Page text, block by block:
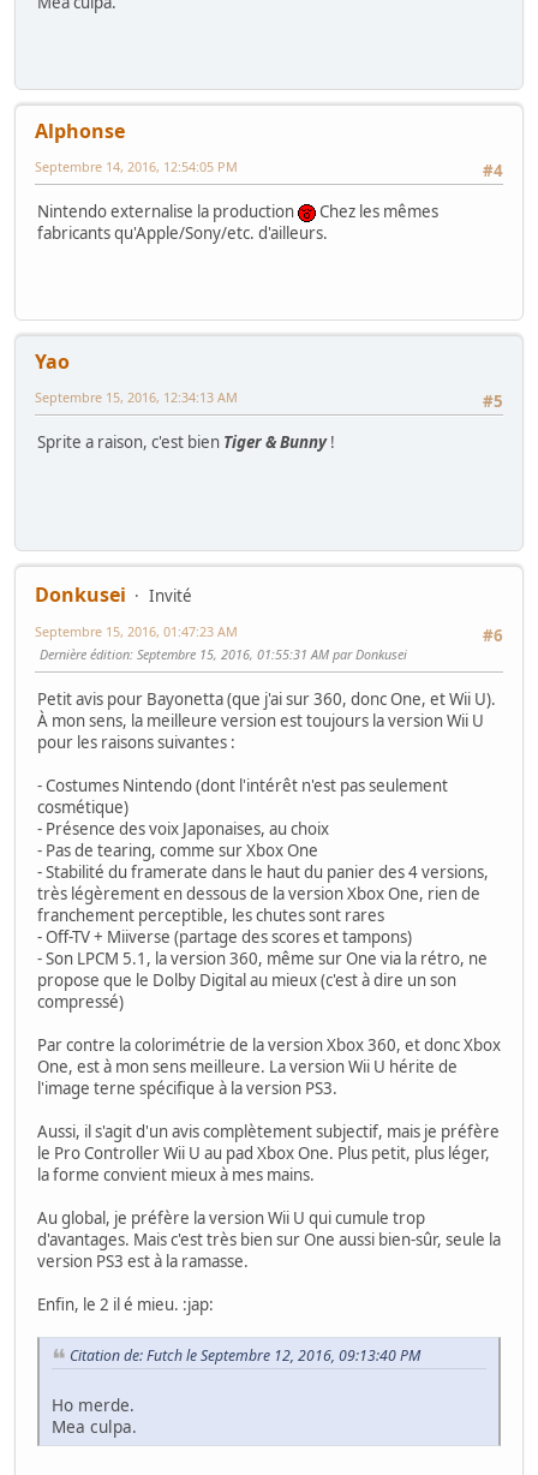
Alphonse
#4
Septembre 14, 2016, 12:54:05 PM
Nintendo externalise la production
Chez les mêmes
fabricants qu'Apple/Sony/etc. d'ailleurs.
Yao
#5
Septembre 15, 2016, 12:34:13 AM
Sprite a raison, c'est bien Tiger & Bunny!
Donkusei
Invité
#6
Septembre 15, 2016, 01:47:23 AM
Dernière édition: Septembre 15, 2016, 01:55:31 AM par Donkusei
Petit avis pour Bayonetta (que j'ai sur 360, donc One, et Wii U).
À mon sens, la meilleure version est toujours la version Wii U
pour les raisons suivantes :
- Costumes Nintendo (dont l'intérêt n'est pas seulement
cosmétique)
- Présence des voix Japonaises, au choix
- Pas de tearing, comme sur Xbox One
- Stabilité du framerate dans le haut du panier des 4 versions,
très légèrement en dessous de la version Xbox One, rien de
franchement perceptible, les chutes sont rares
- Off-TV + Miiverse (partage des scores et tampons)
- Son LPCM 5.1, la version 360, même sur One via la rétro, ne
propose que le Dolby Digital au mieux (c'est à dire un son
compressé)
Par contre la colorimétrie de la version Xbox 360, et donc Xbox
One, est à mon sens meilleure. La version Wii U hérite de
l'image terne spécifique à la version PS3.
Aussi, il s'agit d'un avis complètement subjectif, mais je préfère
le Pro Controller Wii U au pad Xbox One. Plus petit, plus léger,
la forme convient mieux à mes mains.
Au global, je préfère la version Wii U qui cumule trop
d'avantages. Mais c'est très bien sur One aussi bien-sûr, seule la
version PS3 est à la ramasse.
Enfin, le 2 il é mieu. :jap:
Citation de: Futch le Septembre 12, 2016, 09:13:40 PM
Ho merde.
Mea culpa.